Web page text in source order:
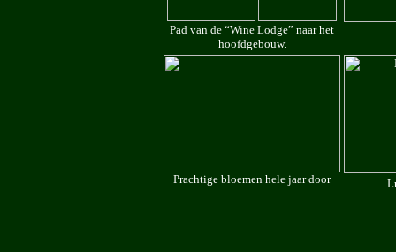
Pad van de “Wine Lodge” naar het
hoofdgebouw.
Prachtige bloemen hele jaar door